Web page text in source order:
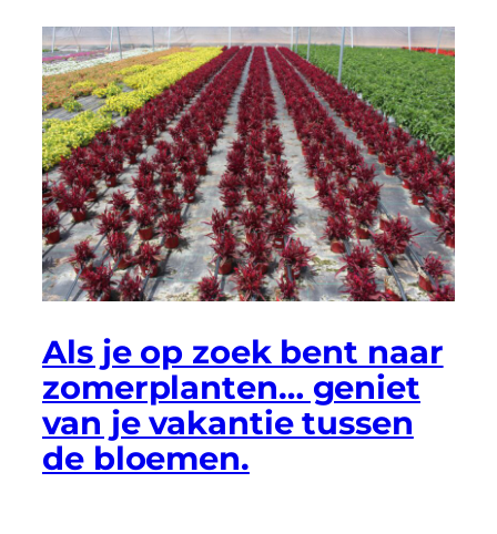
Als je op zoek bent naar
zomerplanten… geniet
van je vakantie tussen
de bloemen.